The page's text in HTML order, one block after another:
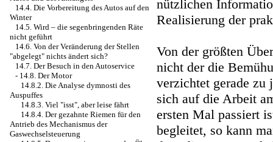
14.4. Die Vorbereitung des Autos auf den
Winter
14.5. Wird – die segenbringenden Räte
nicht geführt
14.6. Von der Veränderung der Stellen
"abgelegt" nichts ändert sich?
14.7. Der Besuch in den Autoservice
- 14.8. Der Motor
14.8.2. Die Analyse dymnosti des
Auspuffes
14.8.3. Viel "isst", aber leise fährt
14.8.4. Der gezahnte Riemen für den
Antrieb des Mechanismus der
Gaswechselsteuerung
nützlichen
Realisierung der
Von der größten
nicht der die
verzichtet gerade zu
sich auf die Arbeit
ersten Mal passiert
begleitet, so kann